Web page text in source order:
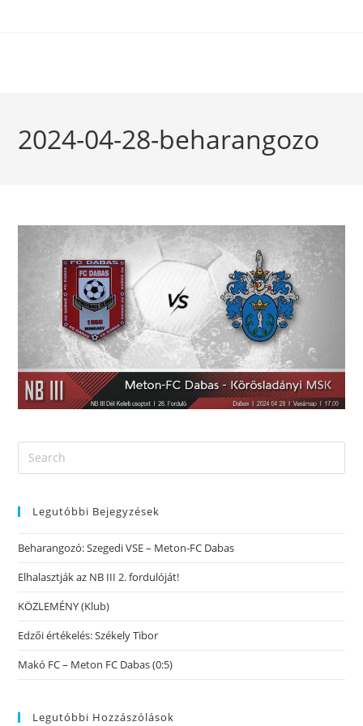
2024-04-28-beharangozo
Legutóbbi Bejegyzések
Beharangozó: Szegedi VSE – Meton-FC Dabas
Elhalasztják az NB III 2. fordulóját!
KÖZLEMÉNY (Klub)
Edzői értékelés: Székely Tibor
Makó FC – Meton FC Dabas (0:5)
Legutóbbi Hozzászólások